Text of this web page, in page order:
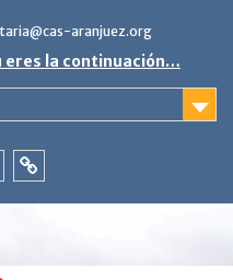
aranjuez.org
eres la continuación…
brillante en
en paz.